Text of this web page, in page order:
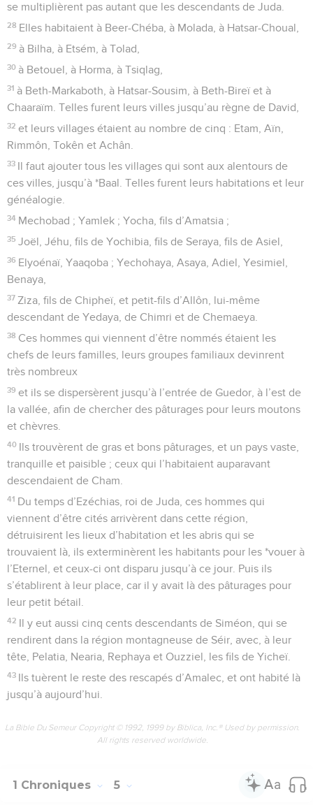
se multiplièrent pas autant que les descendants de Juda.
28 Elles habitaient à Beer-Chéba, à Molada, à Hatsar-Choual,
29 à Bilha, à Etsém, à Tolad,
30 à Betouel, à Horma, à Tsiqlag,
31 à Beth-Markaboth, à Hatsar-Sousim, à Beth-Bireï et à
Chaaraïm. Telles furent leurs villes jusqu’au règne de David,
32 et leurs villages étaient au nombre de cinq : Etam, Aïn,
Rimmôn, Tokên et Achân.
33 Il faut ajouter tous les villages qui sont aux alentours de
ces villes, jusqu’à *Baal. Telles furent leurs habitations et leur
généalogie.
34 Mechobad ; Yamlek ; Yocha, fils d’Amatsia ;
35 Joël, Jéhu, fils de Yochibia, fils de Seraya, fils de Asiel,
36 Elyoénaï, Yaaqoba ; Yechohaya, Asaya, Adiel, Yesimiel,
Benaya,
37 Ziza, fils de Chipheï, et petit-fils d’Allôn, lui-même
descendant de Yedaya, de Chimri et de Chemaeya.
38 Ces hommes qui viennent d’être nommés étaient les
chefs de leurs familles, leurs groupes familiaux devinrent
très nombreux
39 et ils se dispersèrent jusqu’à l’entrée de Guedor, à l’est de
la vallée, afin de chercher des pâturages pour leurs moutons
et chèvres.
40 Ils trouvèrent de gras et bons pâturages, et un pays vaste,
tranquille et paisible ; ceux qui l’habitaient auparavant
descendaient de Cham.
41 Du temps d’Ezéchias, roi de Juda, ces hommes qui
viennent d’être cités arrivèrent dans cette région,
détruisirent les lieux d’habitation et les abris qui se
trouvaient là, ils exterminèrent les habitants pour les *vouer à
l’Eternel, et ceux-ci ont disparu jusqu’à ce jour. Puis ils
s’établirent à leur place, car il y avait là des pâturages pour
leur petit bétail.
42 Il y eut aussi cinq cents descendants de Siméon, qui se
rendirent dans la région montagneuse de Séir, avec, à leur
tête, Pelatia, Nearia, Rephaya et Ouzziel, les fils de Yicheï.
43 Ils tuèrent le reste des rescapés d’Amalec, et ont habité là
jusqu’à aujourd’hui.
La Bible Du Semeur Copyright © 1992, 1999 by Biblica, Inc.® Used by permission.
All rights reserved worldwide.
1 Chroniques 5